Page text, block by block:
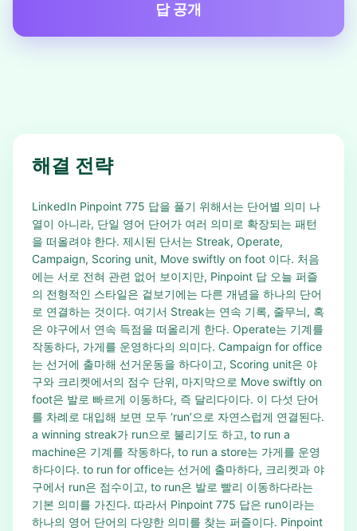
답 공개
해결 전략
LinkedIn Pinpoint 775 답을 풀기 위해서는 단어별 의미 나
열이 아니라, 단일 영어 단어가 여러 의미로 확장되는 패턴
을 떠올려야 한다. 제시된 단서는 Streak, Operate,
Campaign, Scoring unit, Move swiftly on foot 이다. 처음
에는 서로 전혀 관련 없어 보이지만, Pinpoint 답 오늘 퍼즐
의 전형적인 스타일은 겉보기에는 다른 개념을 하나의 단어
로 연결하는 것이다. 여기서 Streak는 연속 기록, 줄무늬, 혹
은 야구에서 연속 득점을 떠올리게 한다. Operate는 기계를
작동하다, 가게를 운영하다의 의미다. Campaign for office
는 선거에 출마해 선거운동을 하다이고, Scoring unit은 야
구와 크리켓에서의 점수 단위, 마지막으로 Move swiftly on
foot은 발로 빠르게 이동하다, 즉 달리다이다. 이 다섯 단어
를 차례로 대입해 보면 모두 ‘run’으로 자연스럽게 연결된다.
a winning streak가 run으로 불리기도 하고, to run a
machine은 기계를 작동하다, to run a store는 가게를 운영
하다이다. to run for office는 선거에 출마하다, 크리켓과 야
구에서 run은 점수이고, to run은 발로 빨리 이동하다라는
기본 의미를 가진다. 따라서 Pinpoint 775 답은 run이라는
하나의 영어 단어의 다양한 의미를 찾는 퍼즐이다. Pinpoint